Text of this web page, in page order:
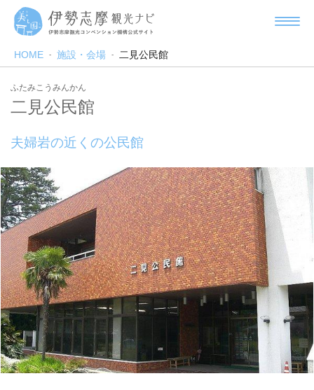
HOME 施設・会場 二見公民館
ふたみこうみんかん
二見公民館
夫婦岩の近くの公民館